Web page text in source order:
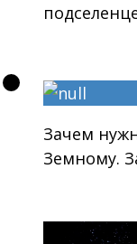
Зачем
Земному.